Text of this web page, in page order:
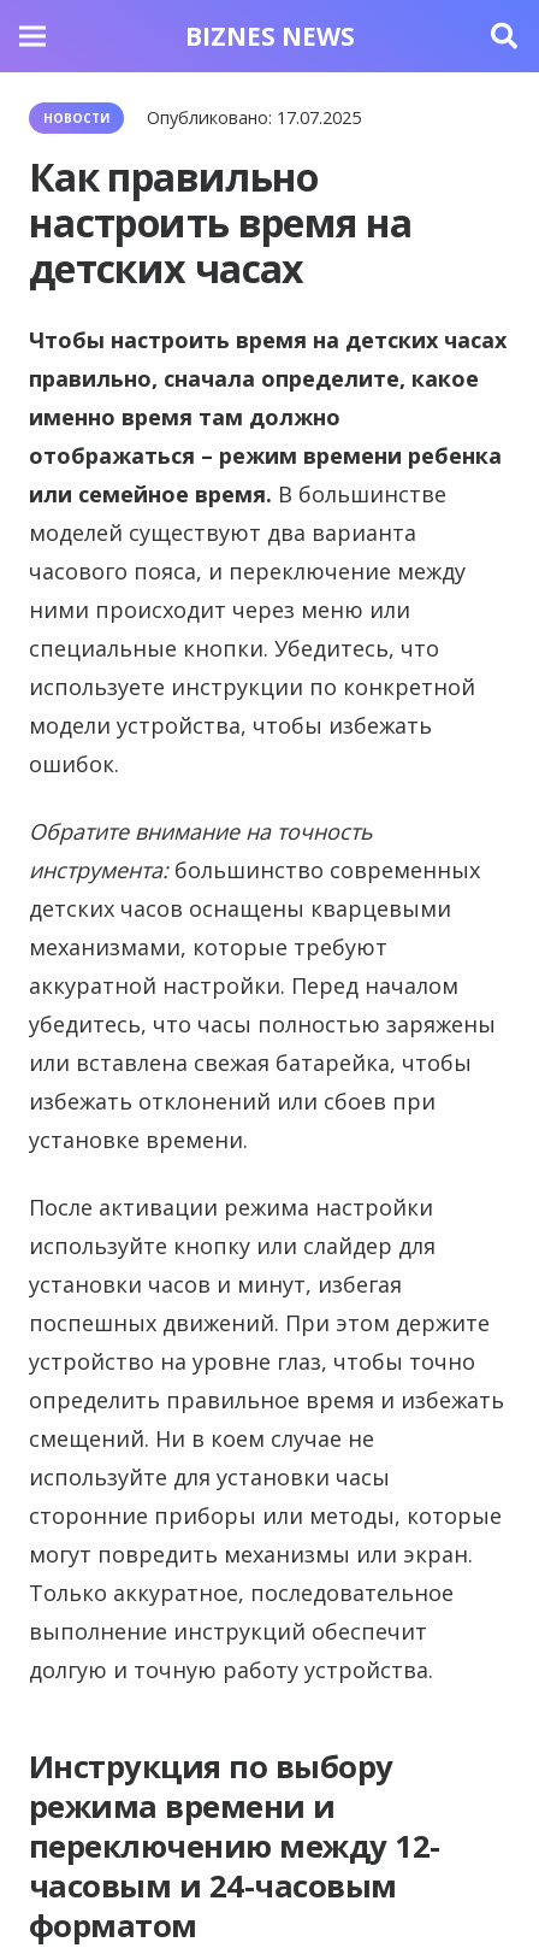
BIZNES NEWS
НОВОСТИ Опубликовано: 17.07.2025
Как правильно
настроить время на
детских часах
Чтобы настроить время на детских часах
правильно, сначала определите, какое
именно время там должно
отображаться – режим времени ребенка
или семейное время. В большинстве
моделей существуют два варианта
часового пояса, и переключение между
ними происходит через меню или
специальные кнопки. Убедитесь, что
используете инструкции по конкретной
модели устройства, чтобы избежать
ошибок.
Обратите внимание на точность
инструмента:большинство современных
детских часов оснащены кварцевыми
механизмами, которые требуют
аккуратной настройки. Перед началом
убедитесь, что часы полностью заряжены
или вставлена свежая батарейка, чтобы
избежать отклонений или сбоев при
установке времени.
После активации режима настройки
используйте кнопку или слайдер для
установки часов и минут, избегая
поспешных движений. При этом держите
устройство на уровне глаз, чтобы точно
определить правильное время и избежать
смещений. Ни в коем случае не
используйте для установки часы
сторонние приборы или методы, которые
могут повредить механизмы или экран.
Только аккуратное, последовательное
выполнение инструкций обеспечит
долгую и точную работу устройства.
Инструкция по выбору
режима времени и
переключению между 12-
часовым и 24-часовым
форматом